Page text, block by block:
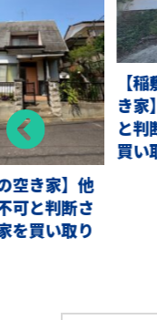
空き家】他
可と判断さ
を買い取り
【
き家
と判
買い